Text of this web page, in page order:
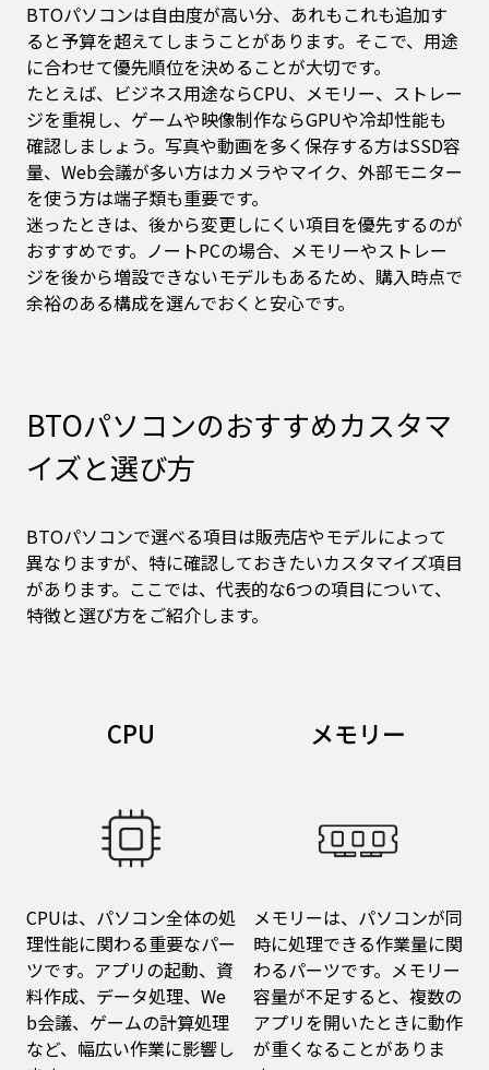
BTOパソコンは自由度が高い分、あれもこれも追加す
ると予算を超えてしまうことがあります。そこで、用途
に合わせて優先順位を決めることが大切です。
たとえば、ビジネス用途ならCPU、メモリー、ストレー
ジを重視し、ゲームや映像制作ならGPUや冷却性能も
確認しましょう。写真や動画を多く保存する方はSSD容
量、Web会議が多い方はカメラやマイク、外部モニター
を使う方は端子類も重要です。
迷ったときは、後から変更しにくい項目を優先するのが
おすすめです。ノートPCの場合、メモリーやストレー
ジを後から増設できないモデルもあるため、購入時点で
余裕のある構成を選んでおくと安心です。
BTOパソコンのおすすめカスタマ
イズと選び方
BTOパソコンで選べる項目は販売店やモデルによって
異なりますが、特に確認しておきたいカスタマイズ項目
があります。ここでは、代表的な6つの項目について、
特徴と選び方をご紹介します。
CPU
CPUは、パソコン全体の処
理性能に関わる重要なパー
ツです。アプリの起動、資
料作成、データ処理、We
b会議、ゲームの計算処理
など、幅広い作業に影響し
メモリー
メモリーは、パソコンが同
時に処理できる作業量に関
わるパーツです。メモリー
容量が不足すると、複数の
アプリを開いたときに動作
が重くなることがありま